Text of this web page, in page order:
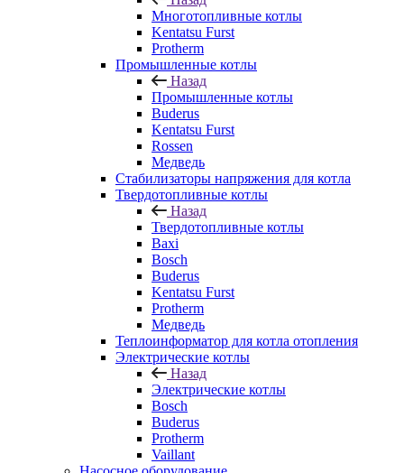
Многотопливные котлы
Kentatsu Furst
Protherm
Промышленные котлы
Назад
Промышленные котлы
Buderus
Kentatsu Furst
Rossen
Медведь
Стабилизаторы напряжения для котла
Твердотопливные котлы
Назад
Твердотопливные котлы
Baxi
Bosch
Buderus
Kentatsu Furst
Protherm
Медведь
Теплоинформатор для котла отопления
Электрические котлы
Назад
Электрические котлы
Bosch
Buderus
Protherm
Vaillant